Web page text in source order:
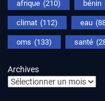
afrique (210) bénin
climat (112) eau
oms (133) santé
Archives